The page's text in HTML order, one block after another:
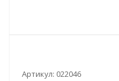
Артикул: 022046